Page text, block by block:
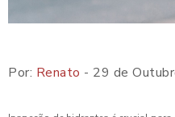
Por: Renato - 29 de